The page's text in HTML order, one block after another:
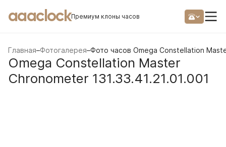
aaaclockПремиум клоны часов
Главная–Фотогалерея–Фото часов Omega Constellation
Omega Constellation Master
Chronometer 131.33.41.21.01.001